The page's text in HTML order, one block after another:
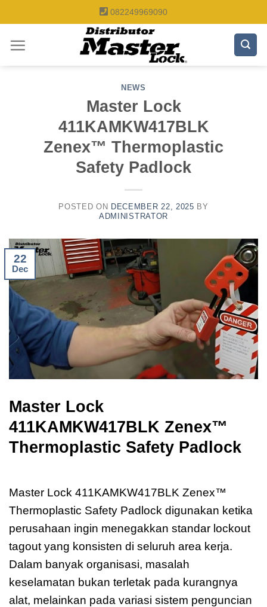
to
content
082249969090
NEWS
Master Lock
411KAMKW417BLK
Zenex™ Thermoplastic
Safety Padlock
POSTED ON DECEMBER 22, 2025 BY
ADMINISTRATOR
22
Dec
Master Lock
411KAMKW417BLK Zenex™
Thermoplastic Safety Padlock
Master Lock 411KAMKW417BLK Zenex™
Thermoplastic Safety Padlock digunakan ketika
perusahaan ingin menegakkan standar lockout
tagout yang konsisten di seluruh area kerja.
Dalam banyak organisasi, masalah
keselamatan bukan terletak pada kurangnya
alat, melainkan pada variasi sistem penguncian